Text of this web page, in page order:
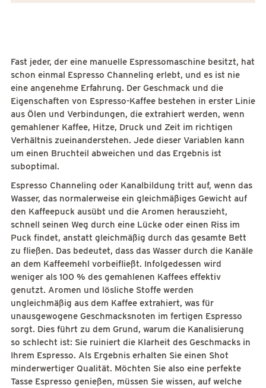
Fast jeder, der eine manuelle Espressomaschine besitzt, hat
schon einmal Espresso Channeling erlebt, und es ist nie
eine angenehme Erfahrung. Der Geschmack und die
Eigenschaften von Espresso-Kaffee bestehen in erster Linie
aus Ölen und Verbindungen, die extrahiert werden, wenn
gemahlener Kaffee, Hitze, Druck und Zeit im richtigen
Verhältnis zueinanderstehen. Jede dieser Variablen kann
um einen Bruchteil abweichen und das Ergebnis ist
suboptimal.
Espresso Channeling oder Kanalbildung tritt auf, wenn das
Wasser, das normalerweise ein gleichmäßiges Gewicht auf
den Kaffeepuck ausübt und die Aromen herauszieht,
schnell seinen Weg durch eine Lücke oder einen Riss im
Puck findet, anstatt gleichmäßig durch das gesamte Bett
zu fließen. Das bedeutet, dass das Wasser durch die Kanäle
an dem Kaffeemehl vorbeifließt. Infolgedessen wird
weniger als 100 % des gemahlenen Kaffees effektiv
genutzt. Aromen und lösliche Stoffe werden
ungleichmäßig aus dem Kaffee extrahiert, was für
unausgewogene Geschmacksnoten im fertigen Espresso
sorgt. Dies führt zu dem Grund, warum die Kanalisierung
so schlecht ist: Sie ruiniert die Klarheit des Geschmacks in
Ihrem Espresso. Als Ergebnis erhalten Sie einen Shot
minderwertiger Qualität. Möchten Sie also eine perfekte
Tasse Espresso genießen, müssen Sie wissen, auf welche